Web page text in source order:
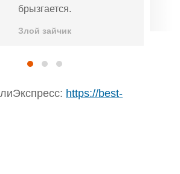
брызгается.
Злой зайчик
https://best-